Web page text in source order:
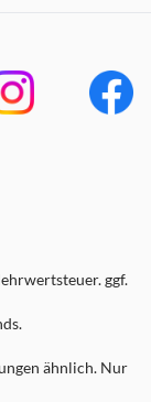
ggf.
ähnlich. Nur